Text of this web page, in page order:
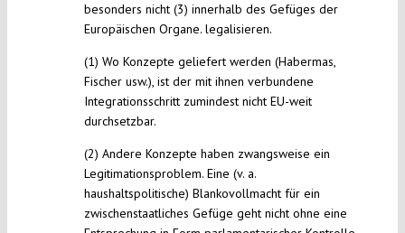
besonders nicht (3) innerhalb des Gefüges der
Europäischen Organe. legalisieren.
(1) Wo Konzepte geliefert werden (Habermas,
Fischer usw.), ist der mit ihnen verbundene
Integrationsschritt zumindest nicht EU-weit
durchsetzbar.
(2) Andere Konzepte haben zwangsweise ein
Legitimationsproblem. Eine (v. a.
haushaltspolitische) Blankovollmacht für ein
zwischenstaatliches Gefüge geht nicht ohne eine